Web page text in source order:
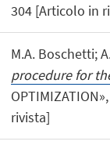
304 [Articolo in
M.A. Boschetti;
procedure for
rivista]